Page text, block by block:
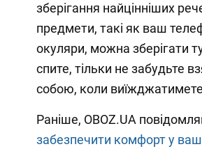
зберігання найцінніших
предмети, такі як ваш
окуляри, можна зберігати
спите, тільки не забудьте
собою, коли
Раніше, OBOZ.UA
забезпечити комфорт у